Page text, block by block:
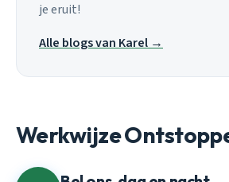
je eruit!
Alle blogs van Karel →
Werkwijze